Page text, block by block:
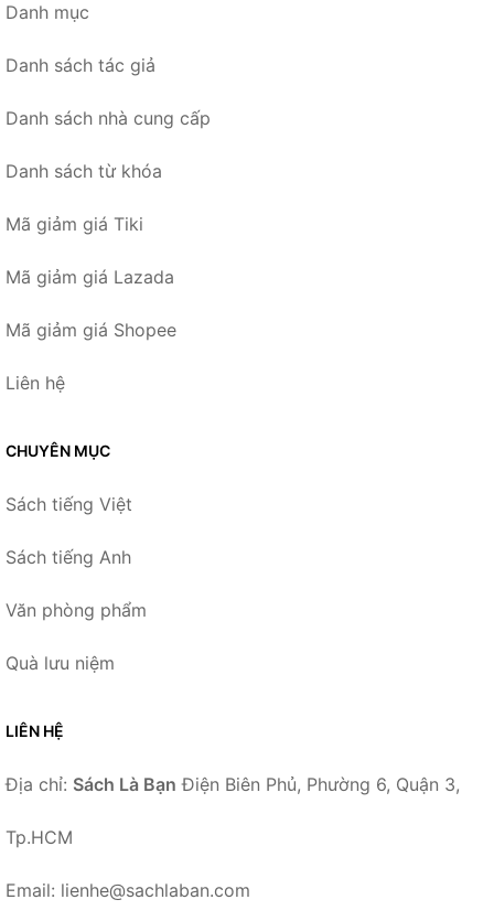
Danh mục
Danh sách tác giả
Danh sách nhà cung cấp
Danh sách từ khóa
Mã giảm giá Tiki
Mã giảm giá Lazada
Mã giảm giá Shopee
Liên hệ
CHUYÊN MỤC
Sách tiếng Việt
Sách tiếng Anh
Văn phòng phẩm
Quà lưu niệm
LIÊN HỆ
Địa chỉ: Sách Là Bạn Điện Biên Phủ, Phường 6, Quận 3,
Tp.HCM
Email: lienhe@sachlaban.com